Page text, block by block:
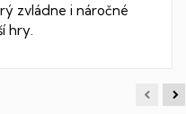
zvládne i náročné
hry.